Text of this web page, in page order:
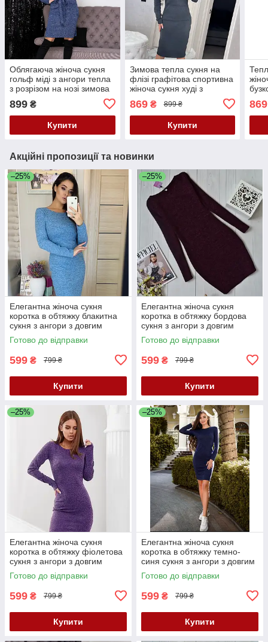
Облягаюча жіноча сукня
гольф міді з ангори тепла
з розрізом на нозі зимова
899 ₴
Купити
Зимова тепла сукня на
флізі графітова спортивна
жіноча сукня худі з
капюшоном тепле жіноче
плаття облягаюче
869₴ 899 ₴
Купити
869
Акційні пропозиції та новинки
–25%
Елегантна жіноча сукня
коротка в обтяжку блакитна
сукня з ангори з довгим
рукавом стильна міні сукня
Готово до відправки
599 ₴ 799 ₴
Купити
–25%
Елегантна жіноча сукня
коротка в обтяжку бордова
сукня з ангори з довгим
рукавом стильна міні сукня
Готово до відправки
599 ₴ 799 ₴
Купити
–25%
Елегантна жіноча сукня
коротка в обтяжку фіолетова
сукня з ангори з довгим
рукавом стильна міні сукня
Готово до відправки
599 ₴ 799 ₴
Купити
–25%
Елегантна жіноча сукня
коротка в обтяжку темно-
синя сукня з ангори з довгим
рукавом стильна міні сукня
Готово до відправки
599 ₴ 799 ₴
Купити